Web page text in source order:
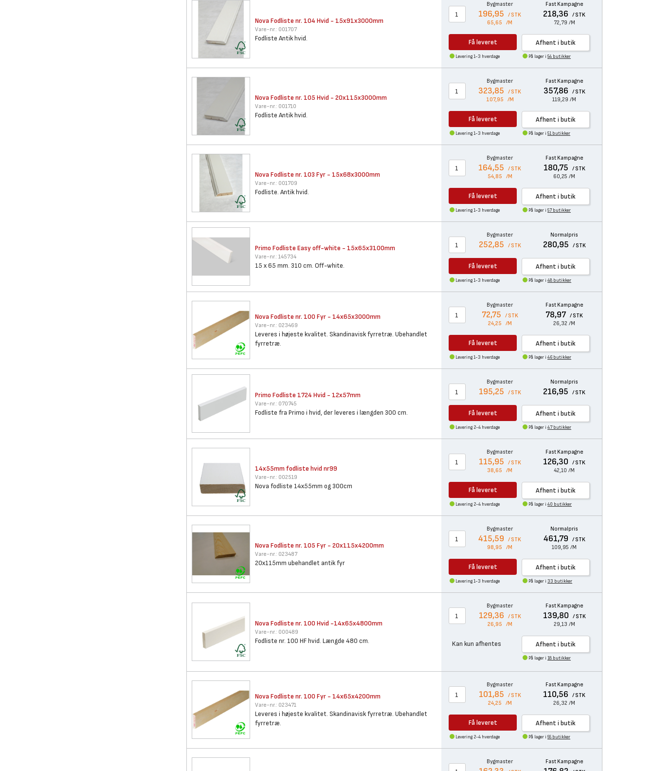
Nova Fodliste nr. 104 Hvid - 15x91x3000mm
Vare-nr.: 001707
Fodliste Antik hvid.
Bygmaster
196,95 / STK
65,65 /M
Fast Kampagne
218,36 / STK
72,79 /M
Få leveret Afhent i butik
Levering 1-3 hverdage På lager i 54 butikker
Nova Fodliste nr. 105 Hvid - 20x115x3000mm
Vare-nr.: 001710
Fodliste Antik hvid.
Bygmaster
323,85 / STK
107,95 /M
Fast Kampagne
357,86 / STK
119,29 /M
Få leveret Afhent i butik
Levering 1-3 hverdage På lager i 51 butikker
Nova Fodliste nr. 103 Fyr - 15x68x3000mm
Vare-nr.: 001709
Fodliste. Antik hvid.
Bygmaster
164,55 / STK
54,85 /M
Fast Kampagne
180,75 / STK
60,25 /M
Få leveret Afhent i butik
Levering 1-3 hverdage På lager i 57 butikker
Primo Fodliste Easy off-white - 15x65x3100mm
Vare-nr.: 145734
15 x 65 mm. 310 cm. Off-white.
Bygmaster
252,85 / STK
Normalpris
280,95 / STK
Få leveret Afhent i butik
Levering 1-3 hverdage På lager i 48 butikker
Nova Fodliste nr. 100 Fyr - 14x65x3000mm
Vare-nr.: 023469
Leveres i højeste kvalitet. Skandinavisk fyrretræ. Ubehandlet
fyrretræ.
Bygmaster
72,75 / STK
24,25 /M
Fast Kampagne
78,97 / STK
26,32 /M
Få leveret Afhent i butik
Levering 1-3 hverdage På lager i 46 butikker
Primo Fodliste 1724 Hvid - 12x57mm
Vare-nr.: 070745
Fodliste fra Primo i hvid, der leveres i længden 300 cm.
Bygmaster
195,25 / STK
Normalpris
216,95 / STK
Få leveret Afhent i butik
Levering 2-4 hverdage På lager i 47 butikker
14x55mm fodliste hvid nr99
Vare-nr.: 002519
Nova fodliste 14x55mm og 300cm
Bygmaster
115,95 / STK
38,65 /M
Fast Kampagne
126,30 / STK
42,10 /M
Få leveret Afhent i butik
Levering 2-4 hverdage På lager i 40 butikker
Nova Fodliste nr. 105 Fyr - 20x115x4200mm
Vare-nr.: 023487
20x115mm ubehandlet antik fyr
Bygmaster
415,59 / STK
98,95 /M
Normalpris
461,79 / STK
109,95 /M
Få leveret Afhent i butik
Levering 1-3 hverdage På lager i 33 butikker
Nova Fodliste nr. 100 Hvid -14x65x4800mm
Vare-nr.: 000489
Fodliste nr. 100 HF hvid. Længde 480 cm.
Bygmaster
129,36 / STK
26,95 /M
Fast Kampagne
139,80 / STK
29,13 /M
Kan kun afhentes Afhent i butik
På lager i 18 butikker
Nova Fodliste nr. 100 Fyr - 14x65x4200mm
Vare-nr.: 023471
Leveres i højeste kvalitet. Skandinavisk fyrretræ. Ubehandlet
fyrretræ.
Bygmaster
101,85 / STK
24,25 /M
Fast Kampagne
110,56 / STK
26,32 /M
Få leveret Afhent i butik
Levering 2-4 hverdage På lager i 55 butikker
Bygmaster Fast Kampagne